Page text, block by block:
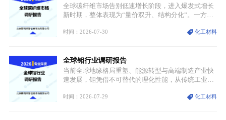
资源与产能、中国主导消费与技术、工艺向低碳湿法
迭代、再生镍加速补位”的全新格局。
全球碳纤维市场告别低速增长阶段，进入爆发式增长
新时期，整体表现为“量价双升、结构分化”。一方面
持续扩张；另一方面产品、需求、应用场景呈现明显
体规模扩张，高附加值领域与规模化工业应用形成两
大独立增长体系。
时间：2026-07-30 化工材料
全球钼行业调研报告
当前全球地缘格局重塑、能源转型与高端制造产业快
速发展，钼凭借不可替代的理化性能，从传统工业金
需格局重构、价值体系重估的新阶段。钼是典型难熔
时间：2026-07-29 化工材料